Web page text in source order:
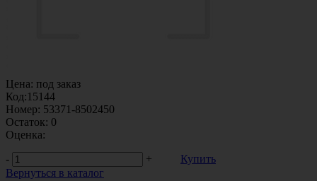
Цена: под заказ
Код:15144
Номер: 53371-8502450
Остаток: 0
Оценка:
-
+
Купить
Вернуться в каталог